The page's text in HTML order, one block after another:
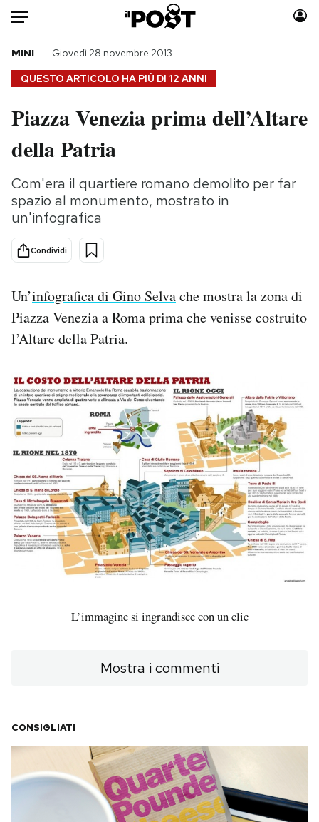
Auto
HOME
Italia
Politica
Tecnologia
Internet
Scienza
Cultura
Economia
Moda
Storie/Idee
Ok Boomer!
PODCAST
NEWSLETTER
I MIEI PREFERITI
SHOP
CALENDARIO
AREA PERSONALE
Area Personale
Regala il Post
Esci
QUESTO ARTICOLO HA PIÙ DI 12 ANNI
MINI Giovedì 28 novembre 2013
Piazza Venezia prima dell’Altare
della Patria
Com'era il quartiere romano demolito per far
spazio al monumento, mostrato in
un'infografica
Condividi
Un’infografica di Gino Selvache mostra la zona di
Piazza Venezia a Roma prima che venisse costruito
l’Altare della Patria.
L’immagine si ingrandisce con un clic
Mostra i commenti
CONSIGLIATI